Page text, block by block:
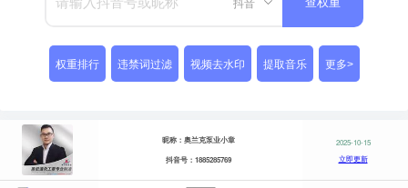
权重排行 违禁词过滤 视频去水印 提取音乐 更多>
昵称：奥兰克泵业小章
抖音号：1885285769
2025-10-15
立即更新